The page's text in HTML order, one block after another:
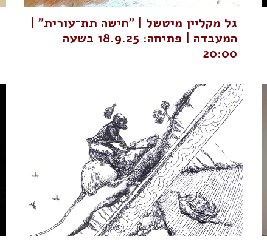
גל מקליין מיטשל | "חישה תת־עורית" |
המעבדה | פתיחה: 18.9.25 בשעה
20:00